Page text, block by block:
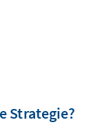
Strategie?